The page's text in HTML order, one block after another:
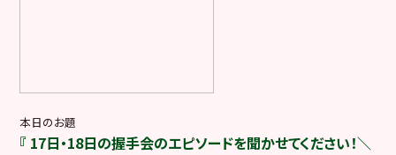
本日のお題
『 17日・18日の握手会のエピソードを聞かせてください！＼